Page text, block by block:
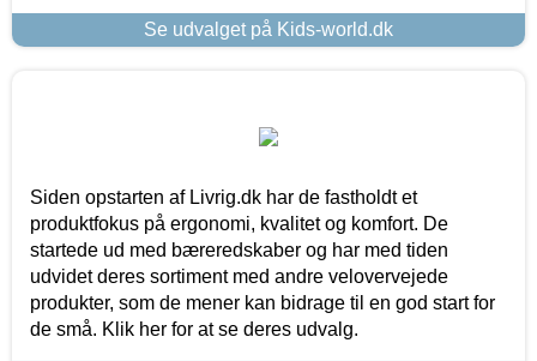
Se udvalget på Kids-world.dk
Siden opstarten af Livrig.dk har de fastholdt et
produktfokus på ergonomi, kvalitet og komfort. De
startede ud med bæreredskaber og har med tiden
udvidet deres sortiment med andre velovervejede
produkter, som de mener kan bidrage til en god start for
de små. Klik her for at se deres udvalg.